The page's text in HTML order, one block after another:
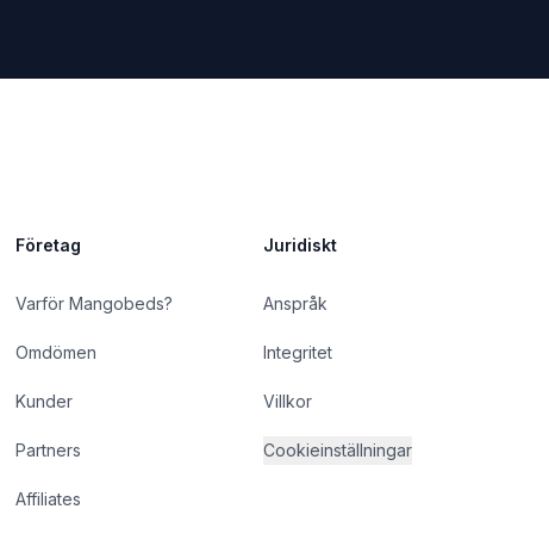
Företag
Varför Mangobeds?
Omdömen
Kunder
Partners
Affiliates
Juridiskt
Anspråk
Integritet
Villkor
Cookieinställningar